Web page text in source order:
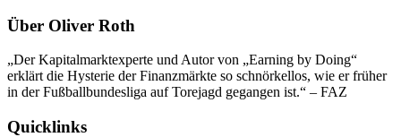
Über Oliver Roth
„Der Kapitalmarktexperte und Autor von „Earning by Doing“
erklärt die Hysterie der Finanzmärkte so schnörkellos, wie er früher
in der Fußballbundesliga auf Torejagd gegangen ist.“ – FAZ
Quicklinks